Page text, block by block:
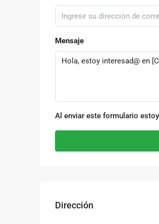
Mensaje
Al enviar este formulario
Dirección